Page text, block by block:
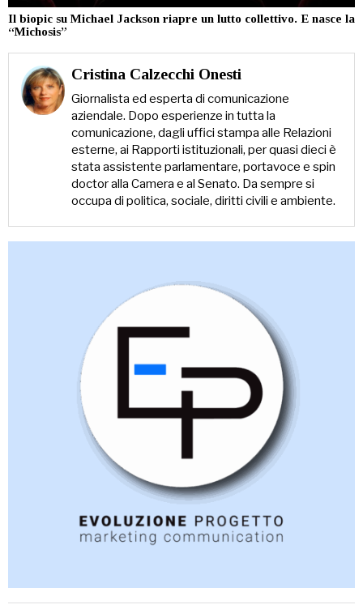
Il biopic su Michael Jackson riapre un lutto collettivo. E nasce la
“Michosis”
Cristina Calzecchi Onesti
Giornalista ed esperta di comunicazione
aziendale. Dopo esperienze in tutta la
comunicazione, dagli uffici stampa alle Relazioni
esterne, ai Rapporti istituzionali, per quasi dieci è
stata assistente parlamentare, portavoce e spin
doctor alla Camera e al Senato. Da sempre si
occupa di politica, sociale, diritti civili e ambiente.